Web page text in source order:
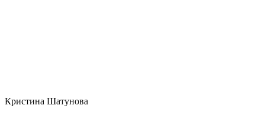
Кристина Шатунова